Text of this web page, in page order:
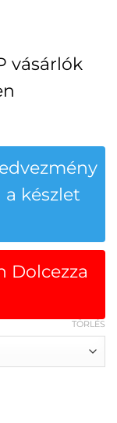
vásárlók
készlet
Dolcezza
TÖRLÉS
mennyiség